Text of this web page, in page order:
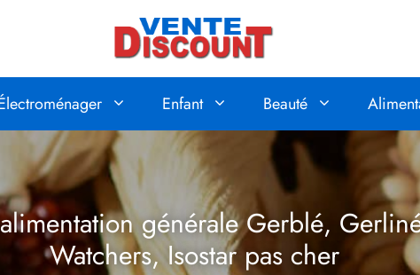
Enfant Beauté
générale Gerblé,
Watchers, Isostar pas cher